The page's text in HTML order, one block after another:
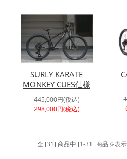
SURLY KARATE
MONKEY CUES仕様
445,000円(税込)
298,000円(税込)
全 [31] 商品中 [1-31] 商品を表